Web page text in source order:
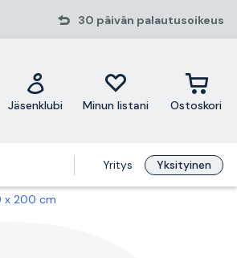
30 päivän palautusoikeus
Jäsenklubi Minun listani Ostoskori
Yritys Yksityinen
x 200 cm